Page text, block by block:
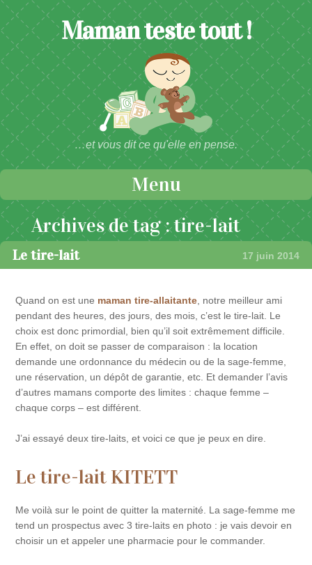
Maman teste tout !
…et vous dit ce qu'elle en pense.
Menu
Passer au contenu
Archives de tag :tire-lait
Le tire-lait 17 juin 2014
Quand on est une maman tire-allaitante , notre meilleur ami
pendant des heures, des jours, des mois, c’est le tire-lait. Le
choix est donc primordial, bien qu’il soit extrêmement difficile.
En effet, on doit se passer de comparaison : la location
demande une ordonnance du médecin ou de la sage-femme,
une réservation, un dépôt de garantie, etc. Et demander l’avis
d’autres mamans comporte des limites : chaque femme –
chaque corps – est différent.
J’ai essayé deux tire-laits, et voici ce que je peux en dire.
Le tire-lait KITETT
Me voilà sur le point de quitter la maternité. La sage-femme me
tend un prospectus avec 3 tire-laits en photo : je vais devoir en
choisir un et appeler une pharmacie pour le commander.